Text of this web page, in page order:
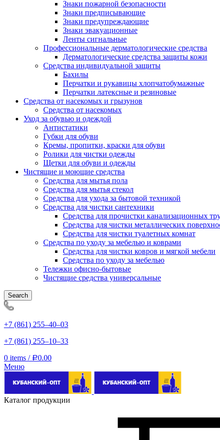
Знаки пожарной безопасности
Знаки предписывающие
Знаки предупреждающие
Знаки эвакуационные
Ленты сигнальные
Профессиональные дерматологические средства
Дерматологические средства защиты кожи
Средства индивидуальной защиты
Бахилы
Перчатки и рукавицы хлопчатобумажные
Перчатки латексные и резиновые
Средства от насекомых и грызунов
Средства от насекомых
Уход за обувью и одеждой
Антистатики
Губки для обуви
Кремы, пропитки, краски для обуви
Ролики для чистки одежды
Щетки для обуви и одежды
Чистящие и моющие средства
Средства для мытья пола
Средства для мытья стекол
Средства для ухода за бытовой техникой
Средства для чистки сантехники
Средства для прочистки канализационных
Средства для чистки металлических
Средства для чистки туалетных комнат
Средства по уходу за мебелью и коврами
Средства для чистки ковров и мягкой мебели
Средства по уходу за мебелью
Тележки офисно-бытовые
Чистящие средства универсальные
Search
+7 (861) 255‒40‒03
+7 (861) 255‒10‒33
0 items / Р0.00
Меню
Каталог продукции